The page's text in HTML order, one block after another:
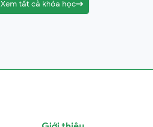
Xem tất cả khóa học